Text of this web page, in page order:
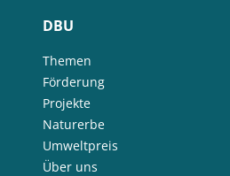
DBU
Themen
Förderung
Projekte
Naturerbe
Umweltpreis
Über uns